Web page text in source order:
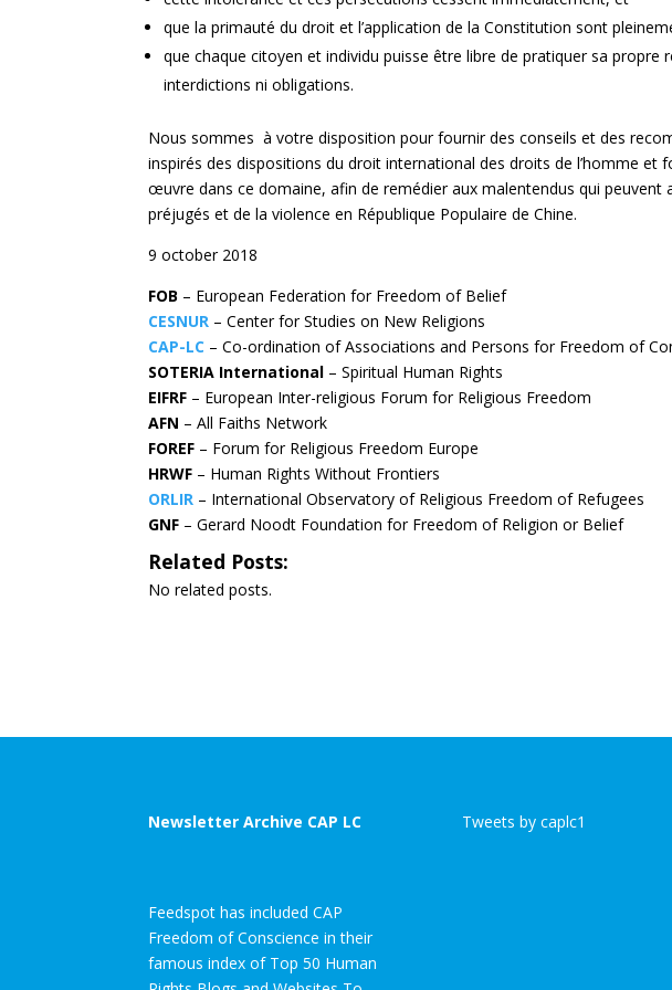
que la primauté du droit et l’application de la Constitution sont
que chaque citoyen et individu puisse être libre de pratiquer sa propre
interdictions ni obligations.
Nous sommes à votre disposition pour fournir des conseils et des
inspirés des dispositions du droit international des droits de l’homme et
œuvre dans ce domaine, afin de remédier aux malentendus qui peuvent
préjugés et de la violence en République Populaire de Chine.
9 october 2018
FOB – European Federation for Freedom of Belief
CESNUR – Center for Studies on New Religions
CAP-LC – Co-ordination of Associations and Persons for Freedom of
SOTERIA International – Spiritual Human Rights
EIFRF – European Inter-religious Forum for Religious Freedom
AFN – All Faiths Network
FOREF – Forum for Religious Freedom Europe
HRWF – Human Rights Without Frontiers
ORLIR – International Observatory of Religious Freedom of Refugees
GNF – Gerard Noodt Foundation for Freedom of Religion or Belief
Related Posts:
No related posts.
Newsletter Archive CAP LC
Feedspot has included CAP
Freedom of Conscience in their
famous index of Top 50 Human
Tweets by caplc1